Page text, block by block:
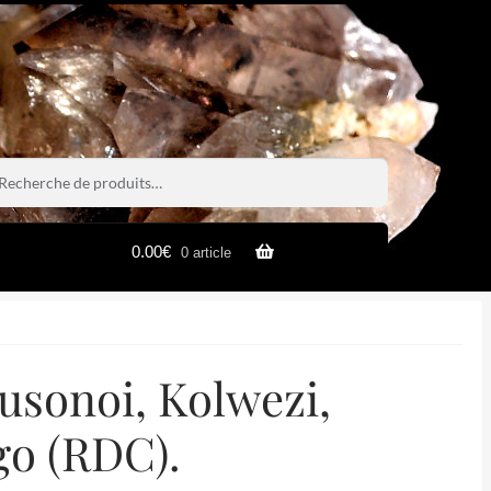
0.00€ 0 article
Kolwezi,
(RDC).